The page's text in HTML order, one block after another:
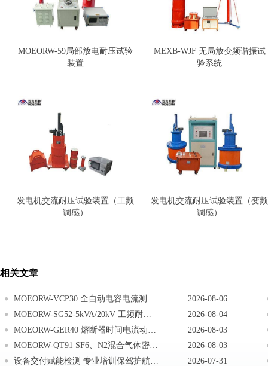
MOEORW-59局部放电耐压试验
装置
MEXB-WJF 无局放变频谐振试
验系统
发电机交流耐压试验装置（工频
调感）
发电机交流耐压试验装置（变频
调感）
相关文章
MOEORW-VCP30 全自动电容电流测试仪试验前准备
2026-08-06
MOEORW-SG52-5kVA/20kV 工频耐压试验成套装置控制箱使用方法
2026-08-04
MOEORW-GER40 熔断器时间电流动作特性试验测试系统拆箱与安装
2026-08-03
MOEORW-QT91 SF6、N2混合气体密度继电器校验仪试验之前安全注意事项
2026-08-03
设备交付赋能检测 专业培训保驾护航｜武汉摩恩赴无锡完成无局放工频耐压试验装置交付培训
2026-07-31